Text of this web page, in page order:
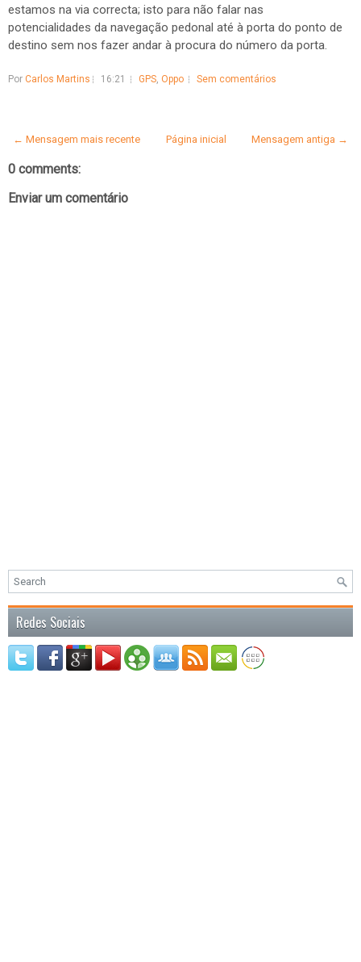
estamos na via correcta; isto para não falar nas
potencialidades da navegação pedonal até à porta do ponto de
destino sem nos fazer andar à procura do número da porta.
Por Carlos Martins 16:21 GPS, Oppo Sem comentários
← Mensagem mais recente Mensagem antiga →
Página inicial
0 comments:
Enviar um comentário
Redes Sociais